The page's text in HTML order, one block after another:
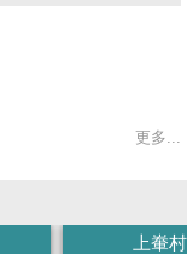
更多...
上輋村